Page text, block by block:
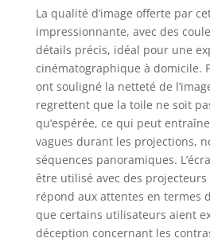
et
et à
✓
PVC
mat
✓
La qualité d’image offerte par
impressionnante, avec des
détails précis, idéal pour une
cinématographique à domicile.
ont souligné la netteté de
regrettent que la toile ne soit
qu’espérée, ce qui peut
vagues durant les projections,
séquences panoramiques.
être utilisé avec des
répond aux attentes en termes
que certains utilisateurs aient
déception concernant les